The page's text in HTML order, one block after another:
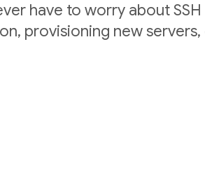
have to worry about
provisioning new